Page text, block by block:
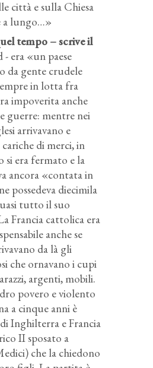
città e sulla Chiesa
a lungo…»
tempo – scrive il
era «un paese
da gente crudele
in lotta fra
impoverita anche
guerre: mentre nei
arrivavano e
di merci, in
si era fermato e la
ancora «contata in
possedeva diecimila
tutto il suo
Francia cattolica era
anche se
da là gli
che ornavano i cupi
argenti, mobili.
povero e violento
a cinque anni è
Inghilterra e Francia
II sposato a
che la chiedono